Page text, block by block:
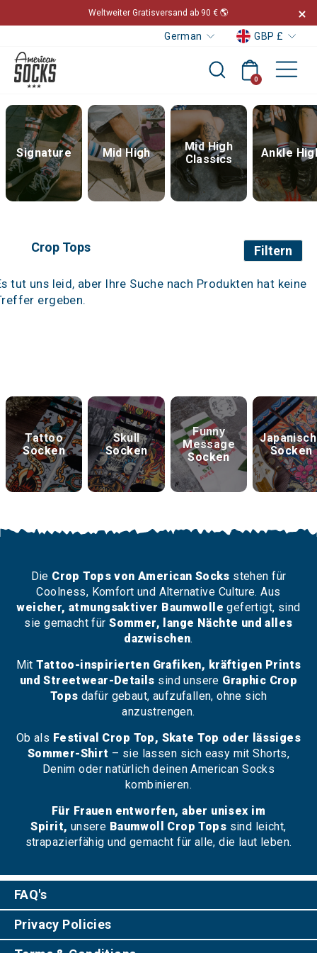
zum
Pause
Weltweiter Gratisversand ab 90 € 🌎
Sprache
German GBP £
SucheWarenkorb
0
Signature Mid High
Mid High
Classics
Ankle
Crop Tops Filtern
tut uns leid, aber Ihre Suche nach Produkten hat keine
ergeben.
Tattoo
Socken
Skull
Socken
Funny
Message
Socken
Socken
Die Crop Tops von American Socks stehen für
Coolness, Komfort und Alternative Culture. Aus
weicher, atmungsaktiver Baumwolle gefertigt, sind
sie gemacht fürSommer, lange Nächte und alles
dazwischen.
MitTattoo-inspirierten Grafiken, kräftigen Prints
und Streetwear-Details sind unsere Graphic Crop
Tops dafür gebaut, aufzufallen, ohne sich
anzustrengen.
Ob als Festival Crop Top, Skate Top oder lässiges
Sommer-Shirt – sie lassen sich easy mit Shorts,
Denim oder natürlich deinen American Socks
kombinieren.
Für Frauen entworfen, aber unisex im
Spirit, unsere Baumwoll Crop Tops sind leicht,
strapazierfähig und gemacht für alle, die laut leben.
FAQ's
Privacy Policies